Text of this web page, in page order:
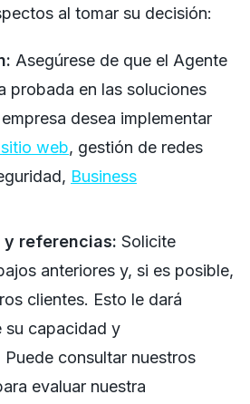
al tomar su decisión:
Asegúrese de que el Agente
probada en las soluciones
desea implementar
web, gestión de redes
Business
y referencias: Solicite
anteriores y, si es posible,
clientes. Esto le dará
su capacidad y
consultar nuestros
evaluar nuestra